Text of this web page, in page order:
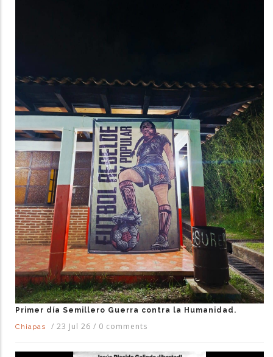
Primer día Semillero Guerra contra la Humanidad.
Chiapas
/ 23 Jul 26 / 0 comments